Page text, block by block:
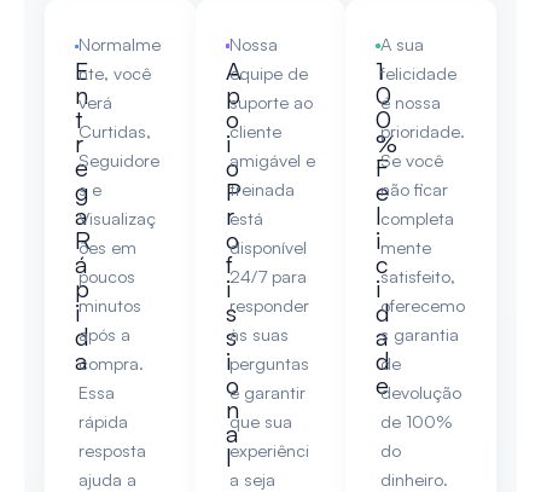
E
n
t
r
e
g
a
R
á
p
i
d
a
Normalme
nte, você
verá
Curtidas,
Seguidore
s e
Visualizaç
ões em
poucos
minutos
após a
compra.
Essa
rápida
resposta
ajuda a
A
p
o
i
o
P
r
o
f
i
s
s
i
o
n
a
l
Nossa
equipe de
suporte ao
cliente
amigável e
treinada
está
disponível
24/7 para
responder
às suas
perguntas
e garantir
que sua
experiênci
a seja
1
0
0
%
F
e
l
i
c
i
d
a
d
e
A sua
felicidade
é nossa
prioridade.
Se você
não ficar
completa
mente
satisfeito,
oferecemo
s garantia
de
devolução
de 100%
do
dinheiro.